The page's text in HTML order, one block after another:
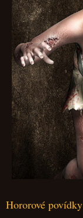
Hororové povídky